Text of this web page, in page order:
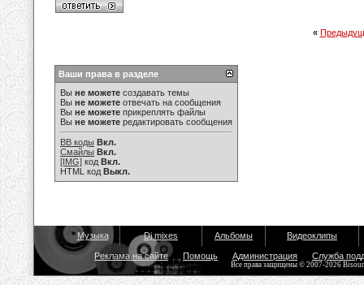
«
Ваши права в разделе
Вы не можете создавать темы
Вы не можете отвечать на сообщения
Вы не можете прикреплять файлы
Вы не можете редактировать сообщения
BB коды Вкл.
Смайлы Вкл.
[IMG] код Вкл.
HTML код Выкл.
Музыка Dj mixes Альбомы Видеоклипы
Реклама на сайте Помощь Администрация Служба
Все права защищены © 2007-2026